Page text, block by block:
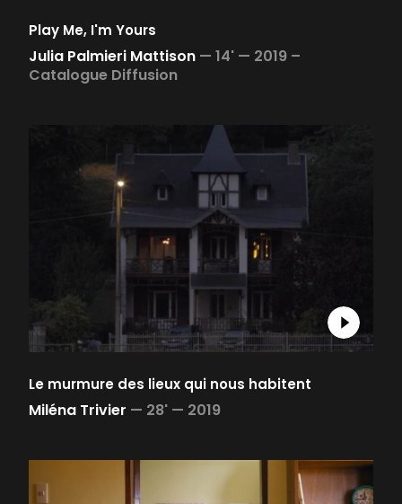
Play Me, I'm Yours
Julia Palmieri Mattison — 14' — 2019 –
Catalogue Diffusion
Le murmure des lieux qui nous habitent
Miléna Trivier — 28' — 2019